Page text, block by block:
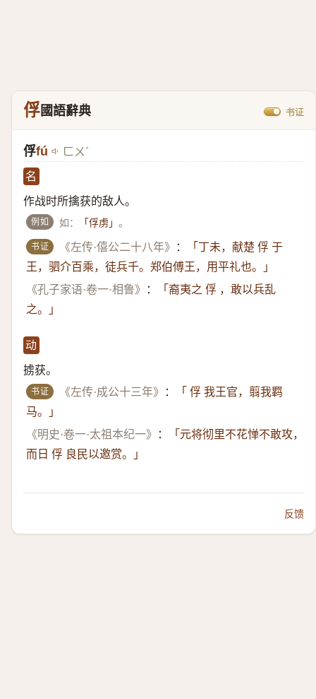
俘國語辭典 书证
俘fú ㄈㄨˊ
名
作战时所擒获的敌人。
例如 如： 「俘虏」。
书证 《左传·僖公二十八年》 ：
「丁未，献楚 俘 于
王，驷介百乘，徒兵千。郑伯傅王，用平礼也。」
《孔子家语·卷一·相鲁》
：
「裔夷之 俘 ，敢以兵乱
之。」
动
掳获。
书证 《左传·成公十三年》 ：
「 俘 我王官，翦我羁
马。」
《明史·卷一·太祖本纪一》
：
「元将彻里不花惮不敢攻，
而日 俘 良民以邀赏。」
反馈